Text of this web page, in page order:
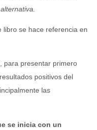
libro se hace referencia en
para presentar primero
positivos del
las
se inicia con un